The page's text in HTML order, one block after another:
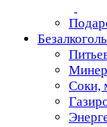
Соки,